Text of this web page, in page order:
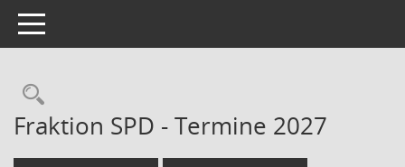
Toggle navigation
Rechercheauswahl
Fraktion SPD - Termine 2027